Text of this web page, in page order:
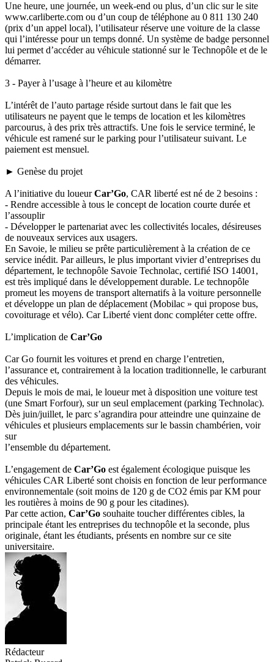
Une heure, une journée, un week-end ou plus, d’un clic sur le site
www.carliberte.com ou d’un coup de téléphone au 0 811 130 240
(prix d’un appel local), l’utilisateur réserve une voiture de la classe
qui l’intéresse pour un temps donné. Un système de badge personnel
lui permet d’accéder au véhicule stationné sur le Technopôle et de le
démarrer.
3 - Payer à l’usage à l’heure et au kilomètre
L’intérêt de l’auto partage réside surtout dans le fait que les
utilisateurs ne payent que le temps de location et les kilomètres
parcourus, à des prix très attractifs. Une fois le service terminé, le
véhicule est ramené sur le parking pour l’utilisateur suivant. Le
paiement est mensuel.
► Genèse du projet
A l’initiative du loueurCar’Go, CAR liberté est né de 2 besoins :
- Rendre accessible à tous le concept de location courte durée et
l’assouplir
- Développer le partenariat avec les collectivités locales, désireuses
de nouveaux services aux usagers.
En Savoie, le milieu se prête particulièrement à la création de ce
service inédit. Par ailleurs, le plus important vivier d’entreprises du
département, le technopôle Savoie Technolac, certifié ISO 14001,
est très impliqué dans le développement durable. Le technopôle
promeut les moyens de transport alternatifs à la voiture personnelle
et développe un plan de déplacement (Mobilac » qui propose bus,
covoiturage et vélo). Car Liberté vient donc compléter cette offre.
L’implication de Car’Go
Car Go fournit les voitures et prend en charge l’entretien,
l’assurance et, contrairement à la location traditionnelle, le carburant
des véhicules.
Depuis le mois de mai, le loueur met à disposition une voiture test
(une Smart Forfour), sur un seul emplacement (parking Technolac).
Dès juin/juillet, le parc s’agrandira pour atteindre une quinzaine de
véhicules et plusieurs emplacements sur le bassin chambérien, voir
sur
l’ensemble du département.
L’engagement de Car’Go est également écologique puisque les
véhicules CAR Liberté sont choisis en fonction de leur performance
environnementale (soit moins de 120 g de CO2 émis par KM pour
les routières à moins de 90 g pour les citadines).
Par cette action, Car’Go souhaite toucher différentes cibles, la
principale étant les entreprises du technopôle et la seconde, plus
originale, étant les étudiants, présents en nombre sur ce site
universitaire.
Rédacteur